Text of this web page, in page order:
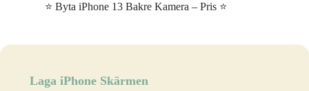
⭐ Byta iPhone 13 Bakre Kamera – Pris ⭐
Laga iPhone Skärmen